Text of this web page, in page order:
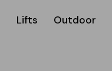
Lifts Outdoor